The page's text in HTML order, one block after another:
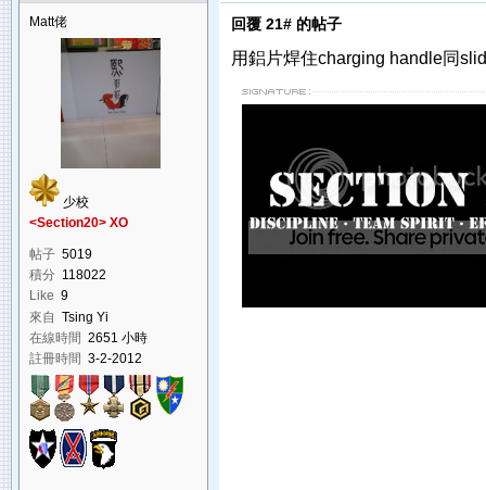
Matt佬
少校
<Section20> XO
帖子 5019
積分 118022
Like 9
來自 Tsing Yi
在線時間 2651 小時
註冊時間 3-2-2012
回覆 21# 的帖子
用鋁片焊住charging handle同